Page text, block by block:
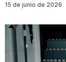
15 de junio de 2026